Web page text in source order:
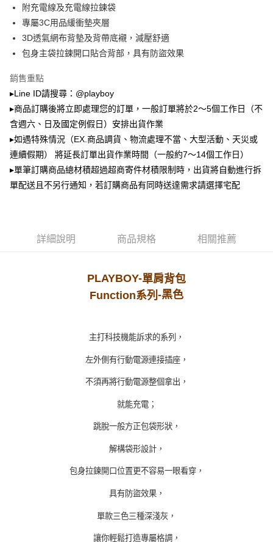
帳／街口支付／iPASS MONEY」等通路繳費。
【注意事項】
1.本服務係由「台灣大哥大股份有限公司」（以下簡稱本公司）所提供，讓
用戶於交易時，得透過本服務購買商品或服務，並由商店將買賣／分期付款
2.基於同意付款使用「大哥付你分期」之契約關係目的，商店將以您的個人
資料（包含姓名、電話或地址）提供予台灣大哥大進項蒐集、處理及利用，
由本公司與您本人進行分期帳單所需資料之確認、核對及更正。
3.完整用戶服務條款，請詳閱以下連結：
https://oppay.tw/userRule
每筆NT$100，滿NT$900(含以上)免運費
付款後萊爾富取貨
每筆NT$100，滿NT$700(含以上)免運費
7-11取貨付款
每筆NT$100，滿NT$900(含以上)免運費
付款後7-11取貨
每筆NT$100，滿NT$700(含以上)免運費
宅配
每筆NT$100，滿NT$700(含以上)免運費
附充電線及充電線拉鍊袋
專屬3C用品緩衝墊夾層
3D透氣網布背墊及背帶底襯，減壓舒適
包身主袋拉鍊開口貼合背部，具有防盜效果
銷售重點
▸Line ID請搜尋：@playboy
▸商品訂購後將立即處理您的訂單，一般訂單將於2～5個工作日（不
含週六、日及國定例假日）安排出貨作業
▸如遇特殊情況（EX.商品調貨、物流處理不當、大型活動、天災或
連續假期） 將延長訂單出貨作業時間（一般約7～14個工作日）
▸單筆訂購商品總材積超過超商寄件材積限制時，出貨將自動進行拆
單配送且不另行通知，若訂購商品有同時送達需求請選擇宅配
詳細說明 商品規格 相關推薦
PLAYBOY-單肩背包
Function系列 -黑色
主打科技機能訴求的系列，
左外側有行動電源連接插座，
不須再將行動電源整個拿出，
就能充電；
跳脫一般方正包袋形狀，
解構袋形設計，
包身拉鍊開口位置更不容易一眼看穿，
具有防盜效果，
單款三色三種深淺灰，
讓你輕鬆打造專屬格調，